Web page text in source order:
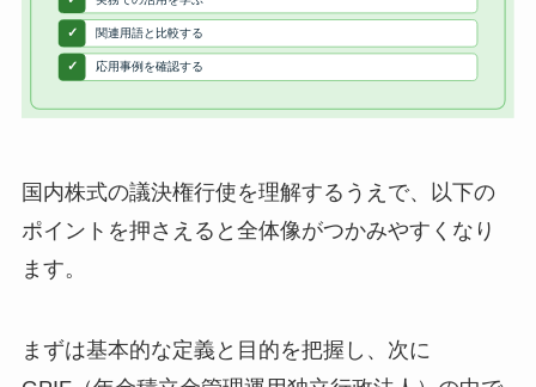
国内株式の議決権行使を理解するうえで、以下の
ポイントを押さえると全体像がつかみやすくなり
ます。
まずは基本的な定義と目的を把握し、次に